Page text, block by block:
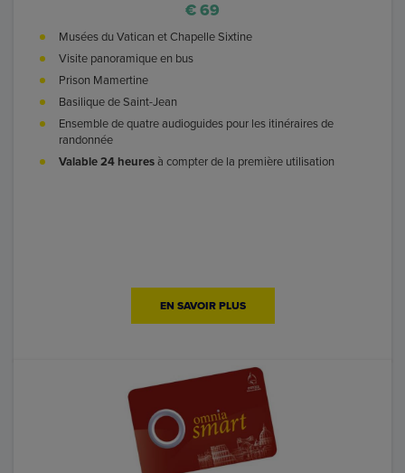
€ 69
Musées du Vatican et Chapelle Sixtine
Visite panoramique en bus
Prison Mamertine
Basilique de Saint-Jean
Ensemble de quatre audioguides pour les itinéraires de
randonnée
Valable 24 heuresà compter de la première utilisation
EN SAVOIR PLUS